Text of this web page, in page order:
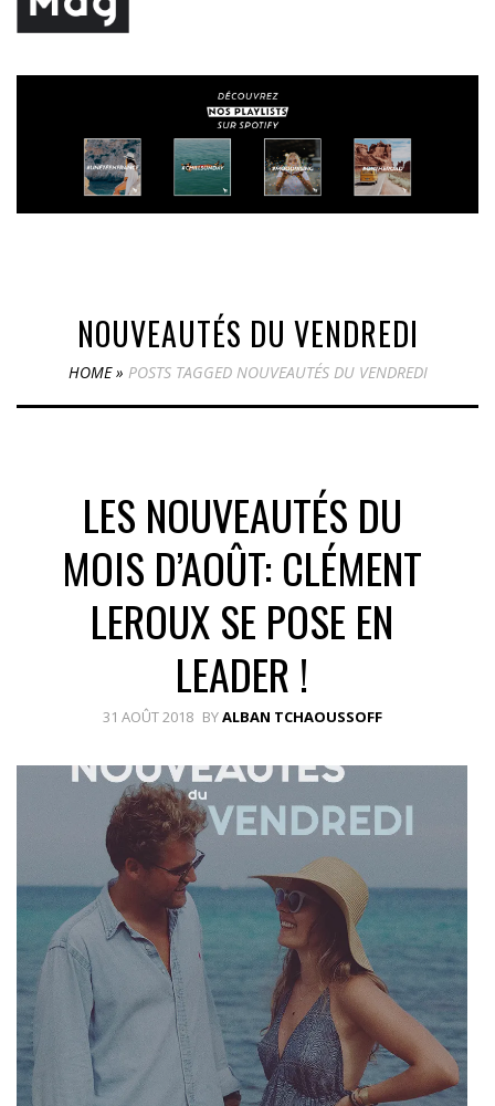
NOUVEAUTÉS DU VENDREDI
HOME» POSTS TAGGED NOUVEAUTÉS DU VENDREDI
LES NOUVEAUTÉS DU
MOIS D’AOÛT: CLÉMENT
LEROUX SE POSE EN
LEADER !
31 AOÛT 2018 BYALBAN TCHAOUSSOFF